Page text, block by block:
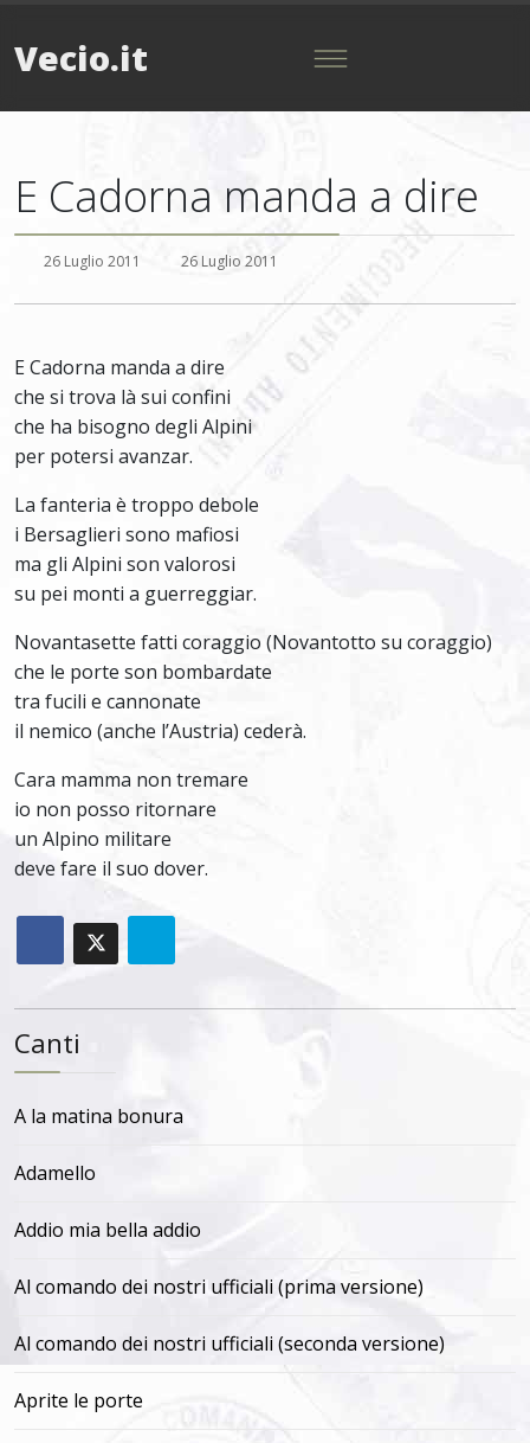
Vecio.it
E Cadorna manda a dire
26 Luglio 2011 26 Luglio 2011
E Cadorna manda a dire
che si trova là sui confini
che ha bisogno degli Alpini
per potersi avanzar.
La fanteria è troppo debole
i Bersaglieri sono mafiosi
ma gli Alpini son valorosi
su pei monti a guerreggiar.
Novantasette fatti coraggio (Novantotto su coraggio)
che le porte son bombardate
tra fucili e cannonate
il nemico (anche l’Austria) cederà.
Cara mamma non tremare
io non posso ritornare
un Alpino militare
deve fare il suo dover.
Canti
A la matina bonura
Adamello
Addio mia bella addio
Al comando dei nostri ufficiali (prima versione)
Al comando dei nostri ufficiali (seconda versione)
Aprite le porte